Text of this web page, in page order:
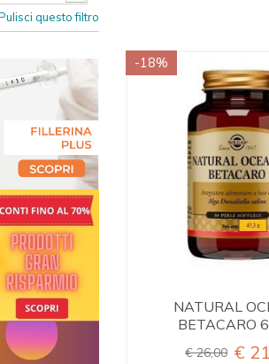
questo filtro
NATURAL
BETACARO
€ 26,00 €
-18%